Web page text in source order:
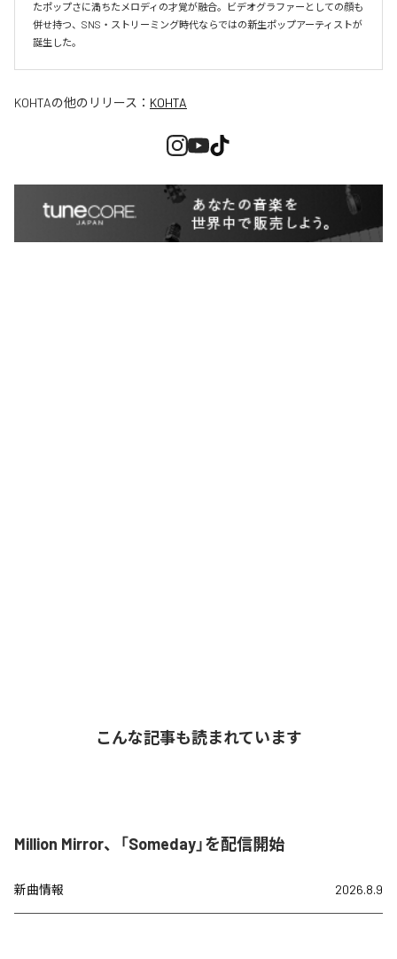
たポップさに満ちたメロディの才覚が融合。ビデオグラファーとしての顔も
併せ持つ、SNS・ストリーミング時代ならではの新生ポップアーティストが
誕生した。
KOHTAの他のリリース： KOHTA
こんな記事も読まれています
Million Mirror、「Someday」を配信開始
新曲情報 2026.8.9